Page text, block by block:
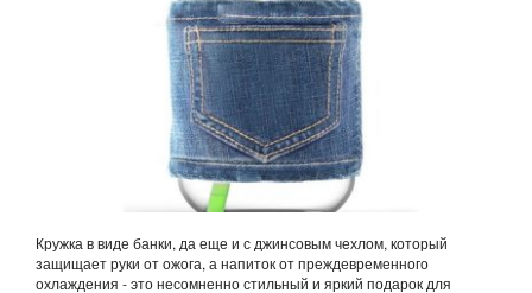
Кружка в виде банки, да еще и с джинсовым чехлом, который
защищает руки от ожога, а напиток от преждевременного
охлаждения - это несомненно стильный и яркий подарок для